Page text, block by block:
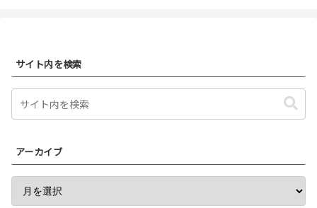
サイト内を検索
アーカイブ